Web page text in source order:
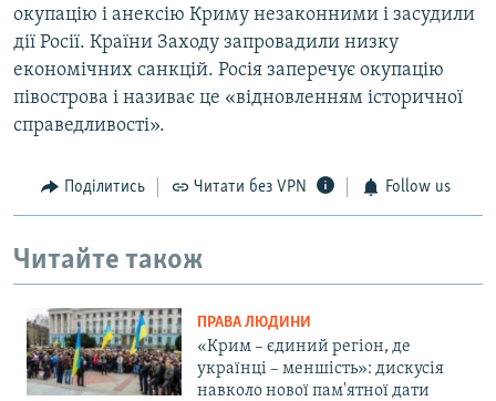
окупацію і анексію Криму незаконними і засудили
дії Росії. Країни Заходу запровадили низку
економічних санкцій. Росія заперечує окупацію
півострова і називає це «відновленням історичної
справедливості».
Поділитись Читати без VPN Follow us
Читайте також
ПРАВА ЛЮДИНИ
«Крим – єдиний регіон, де
українці – меншість»: дискусія
навколо нової пам'ятної дати